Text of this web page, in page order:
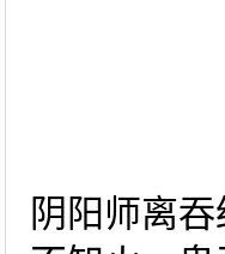
阴阳师离